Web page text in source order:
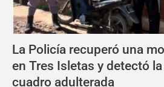
La Policía recuperó una
en Tres Isletas y detectó
cuadro adulterada